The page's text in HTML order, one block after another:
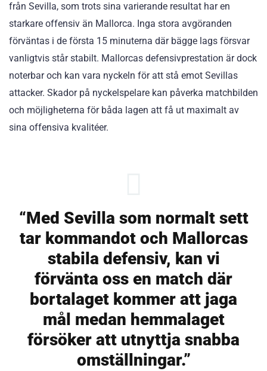
från Sevilla, som trots sina varierande resultat har en
starkare offensiv än Mallorca. Inga stora avgöranden
förväntas i de första 15 minuterna där bägge lags försvar
vanligtvis står stabilt. Mallorcas defensivprestation är dock
noterbar och kan vara nyckeln för att stå emot Sevillas
attacker. Skador på nyckelspelare kan påverka matchbilden
och möjligheterna för båda lagen att få ut maximalt av
sina offensiva kvalitéer.
“Med Sevilla som normalt sett
tar kommandot och Mallorcas
stabila defensiv, kan vi
förvänta oss en match där
bortalaget kommer att jaga
mål medan hemmalaget
försöker att utnyttja snabba
omställningar.”